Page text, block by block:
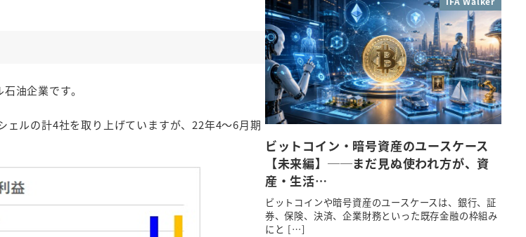
油企業です。
ルの計4社を取り上げていますが、22年4～6月期
ビットコイン・暗号資産のユースケース
【未来編】──まだ見ぬ使われ方が、資
産・生活…
ビットコインや暗号資産のユースケースは、銀行、証
券、保険、決済、企業財務といった既存金融の枠組み
にと […]